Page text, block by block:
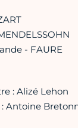
- FAURE
: Alizé Lehon
Antoine